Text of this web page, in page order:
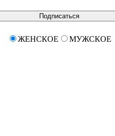
Подписаться
ЖЕНСКОЕ МУЖСКОЕ